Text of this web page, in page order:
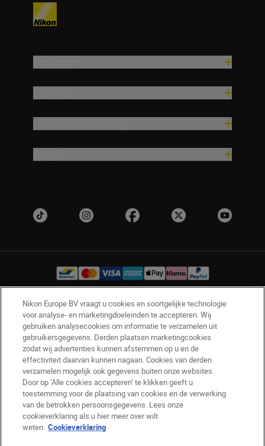
BE(nl) Nikon Sites
Contact opnemen
Privacyverklaring
Gebruiksvoorwaarden
Nikon Store - Algemene voorwaarden
Cookieverklaring
Toegankelijkheid
Cookie-instellingen
© 2026 Nikon
Nikon Europe BV vraagt u cookies en soortgelijke technologie
voor analyse- en marketingdoeleinden te accepteren. Wij
gebruiken analysecookies om informatie te verzamelen uit
gebruikersgegevens. Derden plaatsen marketingcookies
zodat wij advertenties kunnen afstemmen op u en de
effectiviteit daarvan kunnen nagaan. Cookies van derden
verzamelen mogelijk ook gegevens buiten onze websites.
Door op ‘Alle cookies accepteren’ te klikken geeft u
toestemming voor de plaatsing van cookies en de verwerking
van de betrokken persoonsgegevens. Lees onze
cookieverklaring als u hier meer over wilt
weten. Cookieverklaring